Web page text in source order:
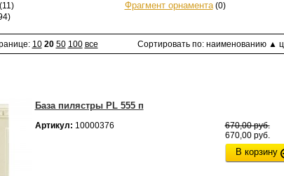
(11)
Фрагмент орнамента (0)
10 20 50 100 все Сортировать по: наименованию ▲
База пилястры PL 555 п
Артикул: 10000376
670,00 руб.
670,00 руб.
В корзину